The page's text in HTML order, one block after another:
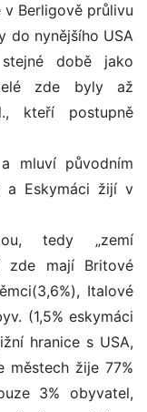
Berligově průlivu
do nynějšího USA
době jako
zde byly až
kteří postupně
mluví původním
a Eskymáci žijí v
tedy „zemí
zde mají Britové
Italové
(1,5% eskymáci
hranice s USA,
městech žije 77%
3% obyvatel,